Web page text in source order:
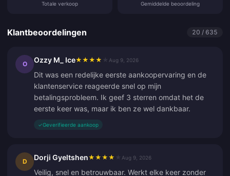
Totale verkoop Gemiddelde beoordeling
Klantbeoordelingen 20 / 635
O Ozzy M_ Ice★ ★ ★ ★ Aug 9, 2026
Dit was een redelijke eerste aankoopervaring en de
klantenservice reageerde snel op mijn
betalingsprobleem. Ik geef 3 sterren omdat het de
eerste keer was, maar ik ben ze wel dankbaar.
✓Geverifieerde aankoop
D Dorji Gyeltshen★ ★ ★ ★ Aug 9, 2026
Veilig, snel en betrouwbaar. Werkt elke keer zonder